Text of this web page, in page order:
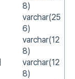
8)
varchar(25
6)
varchar(12
8)
varchar(12
8)